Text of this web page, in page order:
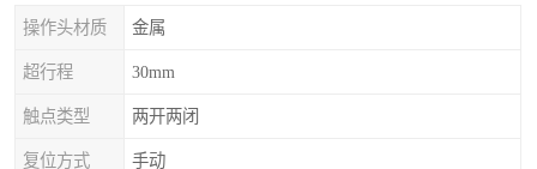
操作头材质 金属
超行程 30mm
触点类型 两开两闭
复位方式 手动